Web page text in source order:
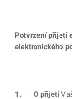
Potvrzení přijetí
elektronického
1. O přijetí